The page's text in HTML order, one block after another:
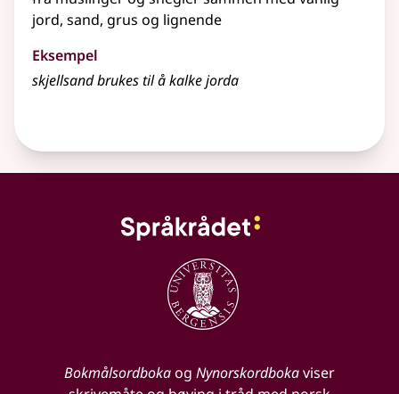
jord, sand, grus og lignende
Eksempel
skjellsand brukes til å kalke jorda
Bokmålsordbokaog Nynorskordbokaviser